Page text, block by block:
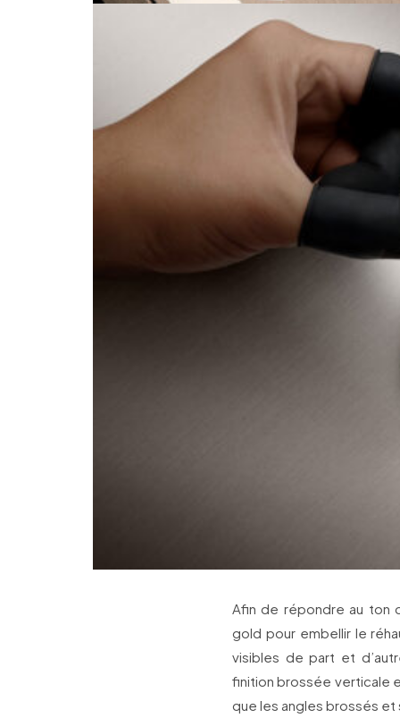
Afin de répondre au ton
gold pour embellir le
visibles de part et
finition brossée verticale
que les angles brossés